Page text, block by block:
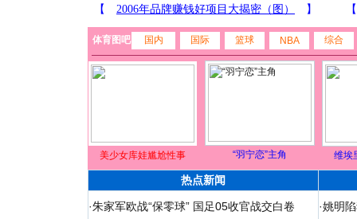
体育图吧 国内 国际 篮球 NBA 综合
美少女库娃尴尬性事 “羽宁恋”主角 维埃
热点新闻
·朱家军欧战“保零球” 国足05收官战交白卷
·姚明